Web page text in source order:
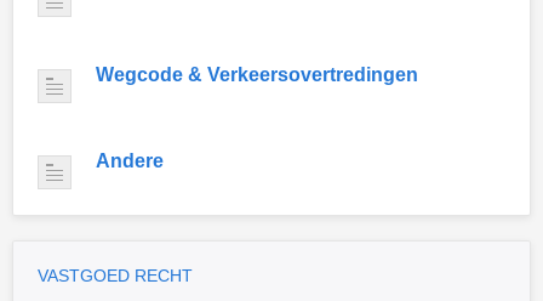
Wegcode & Verkeersovertredingen
Andere
VASTGOED RECHT